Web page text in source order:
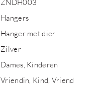
ZNDH003
Hangers
Hanger met dier
Zilver
Dames, Kinderen
Vriendin, Kind, Vriend